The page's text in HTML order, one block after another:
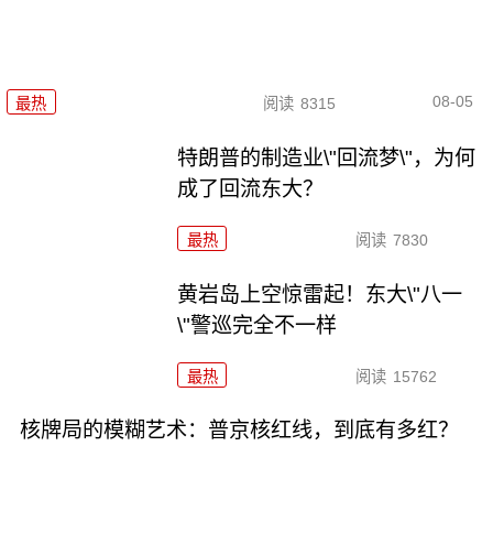
最热 阅读 8315 08-05
特朗普的制造业\"回流梦\"，为何
成了回流东大？
最热 阅读 7830
黄岩岛上空惊雷起！东大\"八一
\"警巡完全不一样
最热 阅读 15762
核牌局的模糊艺术：普京核红线，到底有多红？